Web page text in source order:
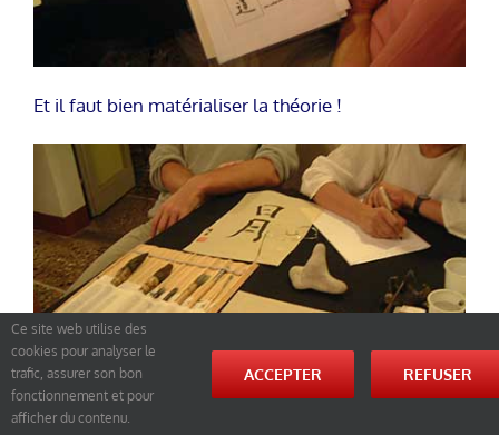
Et il faut bien matérialiser la théorie !
Ce site web utilise des
cookies pour analyser le
trafic, assurer son bon
fonctionnement et pour
afficher du contenu.
ACCEPTER REFUSER